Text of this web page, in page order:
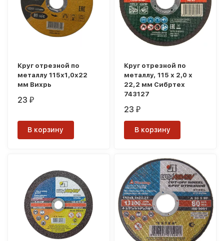
Круг отрезной по
металлу 115х1,0х22
мм Вихрь
23₽
В корзину
Круг отрезной по
металлу, 115 х 2,0 х
22,2 мм Сибртех
743127
23₽
В корзину